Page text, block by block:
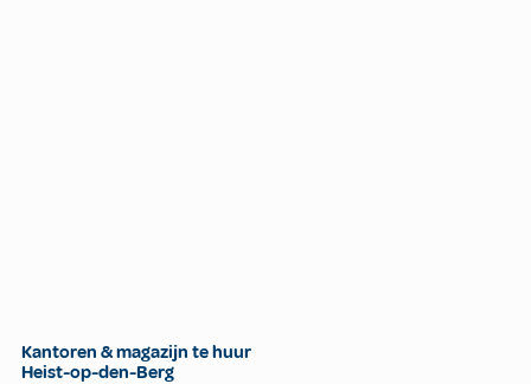
Kantoren & magazijn te huur
Heist-op-den-Berg